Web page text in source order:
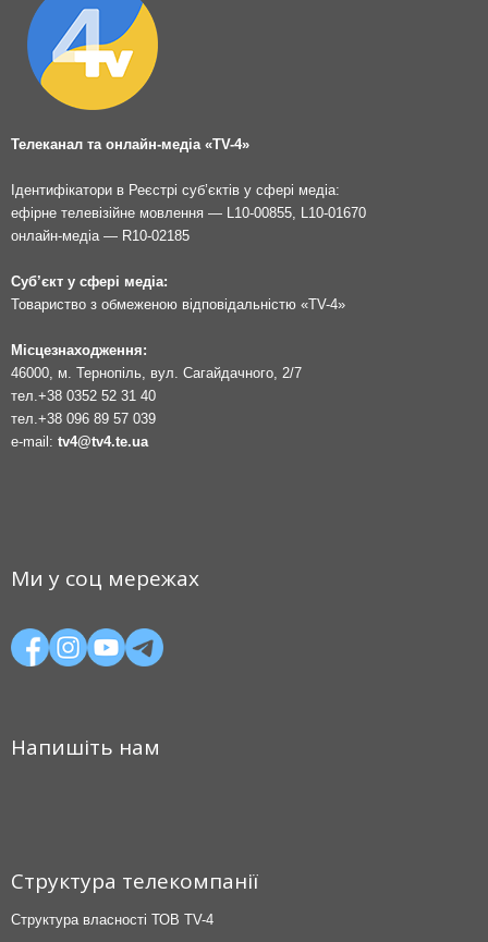
Телеканал та онлайн-медіа «TV-4»
Ідентифікатори в Реєстрі суб’єктів у сфері медіа:
ефірне телевізійне мовлення — L10-00855, L10-01670
онлайн-медіа — R10-02185
Суб’єкт у сфері медіа:
Товариство з обмеженою відповідальністю «TV-4»
Місцезнаходження:
46000, м. Тернопіль, вул. Сагайдачного, 2/7
тел. +38 0352 52 31 40
тел. +38 096 89 57 039
e-mail: tv4@tv4.te.ua
Ми у соц мережах
Напишіть нам
Структура телекомпанії
Структура власності ТОВ TV-4